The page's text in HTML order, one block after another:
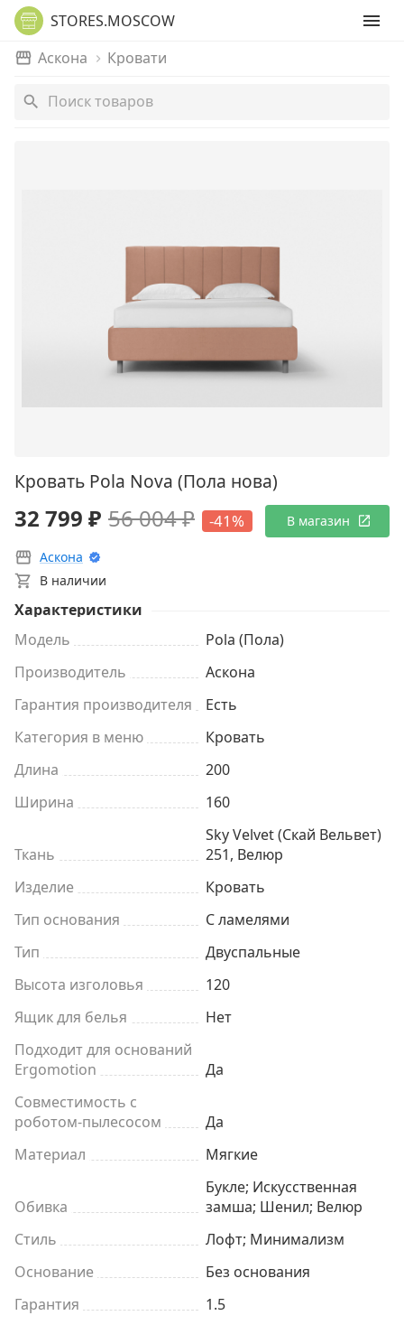
STORES.MOSCOW
Аскона
Кровати
Кровать Pola Nova (Пола нова)
32 799 ₽ 56 004 ₽ -41%
Аскона
В наличии
В магазин
Характеристики
Модель
Pola (Пола)
Производитель
Аскона
Гарантия производителя
Есть
Категория в меню
Кровать
Длина
200
Ширина
160
Ткань
Sky Velvet (Скай Вельвет)
251, Велюр
Изделие
Кровать
Тип основания
С ламелями
Тип
Двуспальные
Высота изголовья
120
Ящик для белья
Нет
Подходит для оснований
Ergomotion
Да
Совместимость с
роботом-пылесосом
Да
Материал
Мягкие
Обивка
Букле; Искусственная
замша; Шенил; Велюр
Стиль
Лофт; Минимализм
Основание
Без основания
Гарантия
1.5